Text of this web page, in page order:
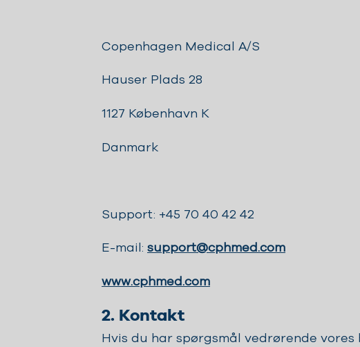
Copenhagen Medical A/S
Hauser Plads 28
1127 København K
Danmark
Support: +45 70 40 42 42
E-mail: support@cphmed.com
www.cphmed.com
2. Kontakt
Hvis du har spørgsmål vedrørende